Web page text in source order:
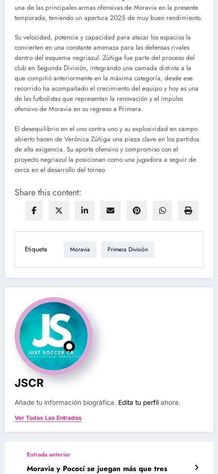
una de las principales armas ofensivas de Moravia en la presente
temporada, teniendo un apertura 2025 de muy buen rendimiento.
Su velocidad, potencia y capacidad para atacar los espacios la
convierten en una constante amenaza para las defensas rivales
dentro del esquema negriazul. Zúñiga fue parte del proceso del
club en Segunda División, integrando una camada distinta a la
que compitió anteriormente en la máxima categoría, desde ese
recorrido ha acompañado el crecimiento del equipo y hoy es una
de las futbolistas que representan la renovación y el impulso
ofensivo de Moravia en su regreso a Primera.
El desequilibrio en el uno contra uno y su explosividad en campo
abierto hacen de Verónica Zúñiga una pieza clave en los partidos
de alta exigencia. Su aporte ofensivo y compromiso con el
proyecto negriazul la posicionan como una jugadora a seguir de
cerca en el desarrollo del torneo
Share this content:
Etiqueta Moravia Primera División
JSCR
Añade tu información biográfica. Edita tu perfil ahora.
Ver Todas Las Entradas
Entrada anterior
Moravia y Pococí se juegan más que tres